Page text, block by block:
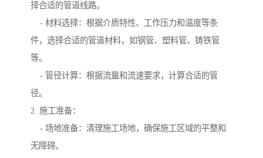
择合适的管道线路。
- 材料选择：根据介质特性、工作压力和温度等条
件，选择合适的管道材料，如钢管、塑料管、铸铁管
等。
- 管径计算：根据流量和流速要求，计算合适的管
径。
2. 施工准备：
- 场地准备：清理施工场地，确保施工区域的平整和
无障碍。